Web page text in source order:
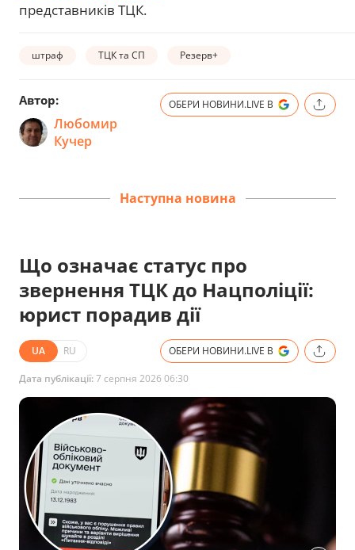
представників ТЦК.
штраф ТЦК та СП Резерв+
Автор:
Любомир
Кучер
ОБЕРИ НОВИНИ.LIVE В
Наступна новина
Що означає статус про
звернення ТЦК до Нацполіції:
юрист порадив дії
UA RU ОБЕРИ НОВИНИ.LIVE В
Дата публікації:7 серпня 2026 06:30